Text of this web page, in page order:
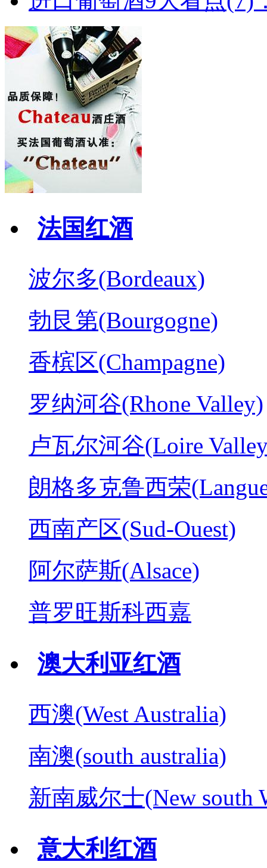
法国红酒
波尔多(Bordeaux)
勃艮第(Bourgogne)
香槟区(Champagne)
罗纳河谷(Rhone Valley)
卢瓦尔河谷(Loire
朗格多克鲁西荣
西南产区(Sud-Ouest)
阿尔萨斯(Alsace)
普罗旺斯科西嘉
澳大利亚红酒
西澳(West Australia)
南澳(south australia)
新南威尔士(New south
意大利红酒